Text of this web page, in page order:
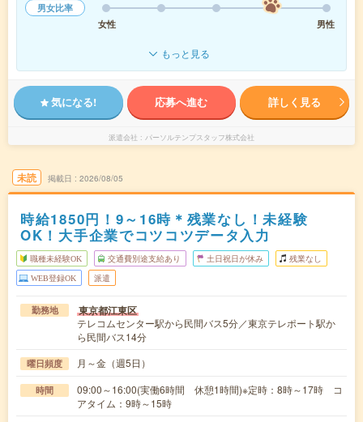
男女比率
女性
男性
もっと見る
気になる! 応募へ進む 詳しく見る
派遣会社 パーソルテンプスタッフ株式会社
未読 掲載日 2026/08/05
時給1850円！9～16時＊残業なし！未経験
OK！大手企業でコツコツデータ入力
職種未経験OK 交通費別途支給あり 土日祝日が休み 残業なし
WEB登録OK 派遣
勤務地 東京都江東区
テレコムセンター駅から民間バス5分／東京テレポート駅か
ら民間バス14分
曜日頻度 月～金（週5日）
時間
09:00～16:00(実働6時間 休憩1時間)※定時：8時～17時 コ
アタイム：9時～15時